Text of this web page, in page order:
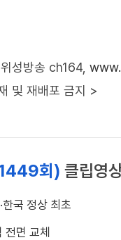
성방송 ch164,
및 재배포 금지 >
회) 클립영
한국 정상 최초
전면 교체